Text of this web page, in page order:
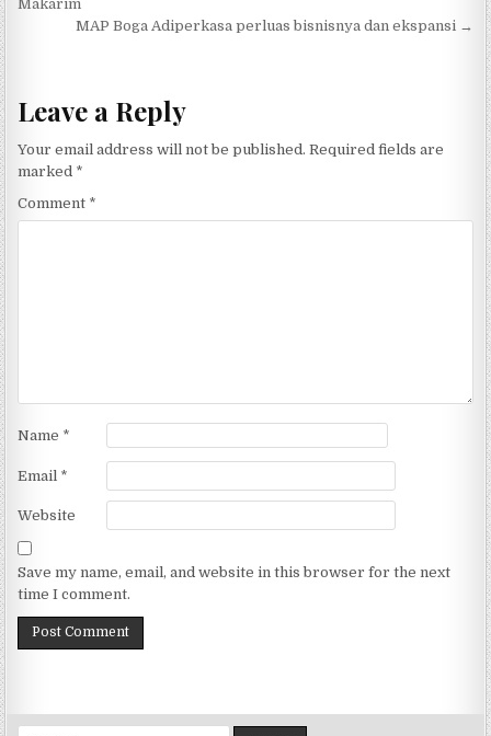
Makarim
MAP Boga Adiperkasa perluas bisnisnya dan ekspansi →
Leave a Reply
Your email address will not be published. Required fields are
marked *
Comment *
Name *
Email *
Website
Save my name, email, and website in this browser for the next
time I comment.